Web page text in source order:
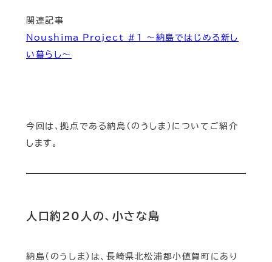
関連記事
Noushima Project #1 ～納島ではじめる新し
い暮らし～
今回は、拠点である納島（のうしま）についてご紹介
します。
人口約20人の、小さな島
納島（のうしま）は、長崎県北松浦郡小値賀町にあり